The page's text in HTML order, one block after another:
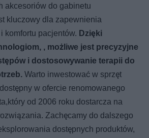
akcesoriów do gabinetu
kluczowy dla zapewnienia
komfortu pacjentów. Dzięki
, możliwe jest precyzyjne
i dostosowywanie terapii do
Warto inwestować w sprzęt
w ofercie renomowanego
od 2006 roku dostarcza na
Zachęcamy do dalszego
dostępnych produktów,